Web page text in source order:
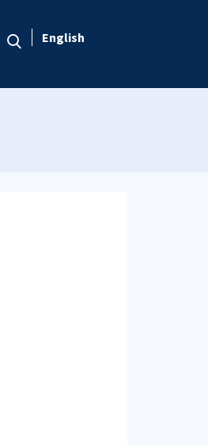
English